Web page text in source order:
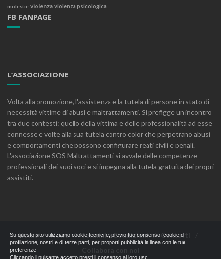
molestie violenza violenza psicologica
FB FANPAGE
L’ASSOCIAZIONE
Volta alla promozione, l'assistenza e la tutela di persone in stato di
necessità vittime di abusi e maltrattamenti. Si prefigge un incontro
tra due contesti: quello della vittima e delle professionalità ad esse
connesse e volte alla sua tutela contro color che perpetrano abusi
e comportamenti che possono configurare reati civili e penali.
L'associazione SOS Maltrattamenti si avvale delle competenze
professionali dei suoi soci e si impegna alla tutela gratuita dei propri
assistiti.
Home News Termini e Condizioni
Contatti
Su questo sito utilizziamo cookie tecnici e, previo tuo consenso, cookie di
profilazione, nostri e di terze parti, per proporti pubblicità in linea con le tue
preferenze.
Cliccando il pulsante accetto presti il consenso al loro uso.